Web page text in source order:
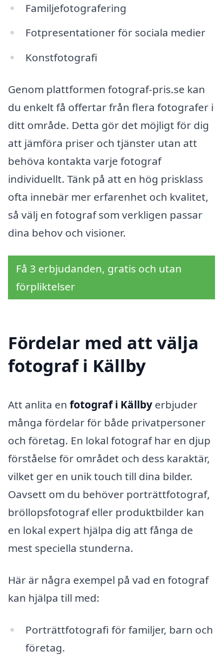
Familjefotografering
Fotpresentationer för sociala medier
Konstfotografi
Genom plattformen fotograf-pris.se kan
du enkelt få offertar från flera fotografer i
ditt område. Detta gör det möjligt för dig
att jämföra priser och tjänster utan att
behöva kontakta varje fotograf
individuellt. Tänk på att en hög prisklass
ofta innebär mer erfarenhet och kvalitet,
så välj en fotograf som verkligen passar
dina behov och visioner.
Få 3 erbjudanden, gratis och utan
förpliktelser
Fördelar med att välja
fotograf i Källby
Att anlita en fotograf i Källby erbjuder
många fördelar för både privatpersoner
och företag. En lokal fotograf har en djup
förståelse för området och dess karaktär,
vilket ger en unik touch till dina bilder.
Oavsett om du behöver porträttfotograf,
bröllopsfotograf eller produktbilder kan
en lokal expert hjälpa dig att fånga de
mest speciella stunderna.
Här är några exempel på vad en fotograf
kan hjälpa till med:
Porträttfotografi för familjer, barn och
företag.